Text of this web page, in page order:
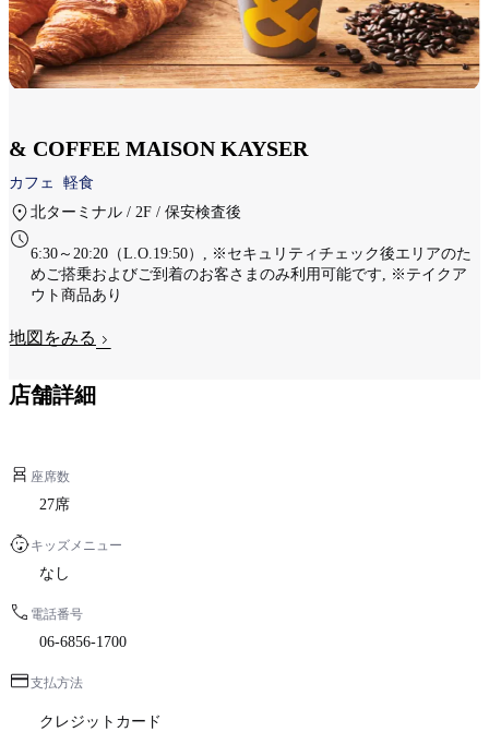
& COFFEE MAISON KAYSER
カフェ
軽食
北ターミナル / 2F / 保安検査後
6:30～20:20（L.O.19:50）, ※セキュリティチェック後エリアのた
めご搭乗およびご到着のお客さまのみ利用可能です, ※テイクア
ウト商品あり
地図をみる
店舗詳細
座席数
27席
キッズメニュー
なし
電話番号
06-6856-1700
支払方法
クレジットカード